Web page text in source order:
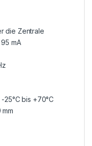
die Zentrale
mA
25°C bis +70°C